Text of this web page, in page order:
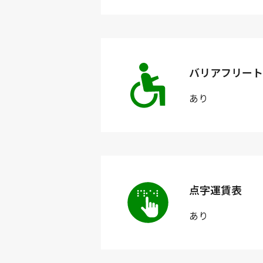
バリアフリー
あり
点字運賃表
あり